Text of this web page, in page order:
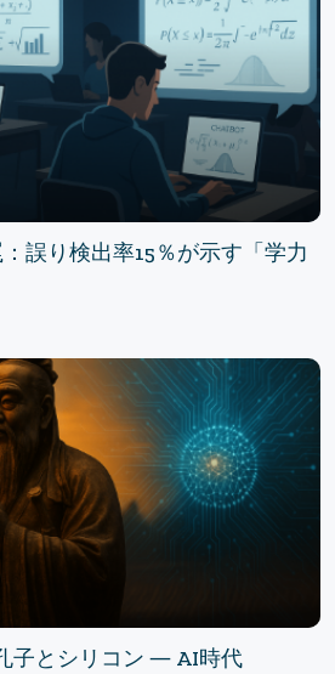
誤り検出率15％が示す「学力
子とシリコン ― AI時代